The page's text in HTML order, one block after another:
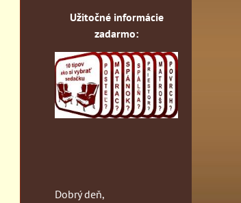
Užitočné informácie
zadarmo:
Dobrý deň,